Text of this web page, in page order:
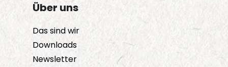
Über uns
Das sind wir
Downloads
Newsletter